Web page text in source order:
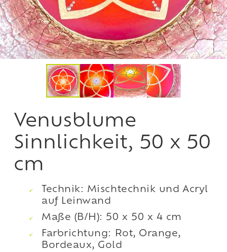
Venusblume
Sinnlichkeit, 50 x 50
cm
Technik: Mischtechnik und Acryl
auf Leinwand
Maße (B/H): 50 x 50 x 4 cm
Farbrichtung: Rot, Orange,
Bordeaux, Gold